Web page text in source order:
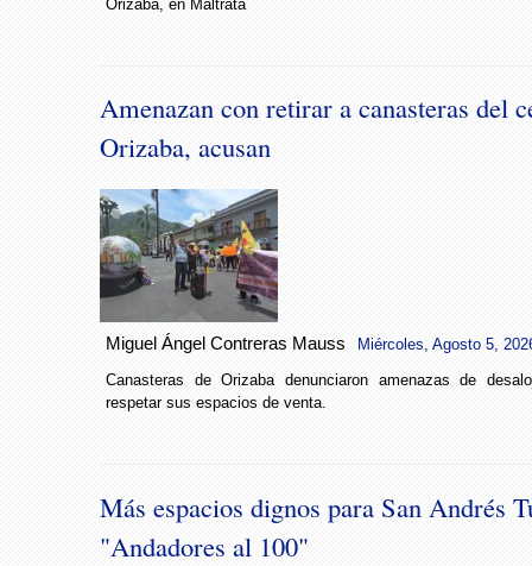
Orizaba, en Maltrata
Amenazan con retirar a canasteras del
Orizaba, acusan
Miguel Ángel Contreras Mauss Miércoles, Agosto 5,
Canasteras de Orizaba denunciaron amenazas de
respetar sus espacios de venta.
Más espacios dignos para San Andrés
"Andadores al 100"